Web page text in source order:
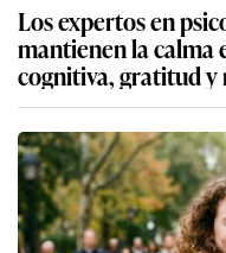
Los expertos en
mantienen la calma
cognitiva, gratitud